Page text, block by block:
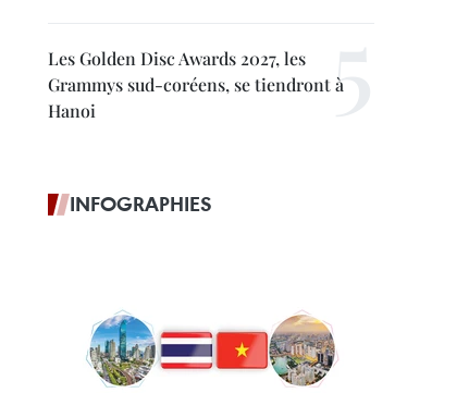
Les Golden Disc Awards 2027, les
Grammys sud-coréens, se tiendront à
Hanoi
INFOGRAPHIES